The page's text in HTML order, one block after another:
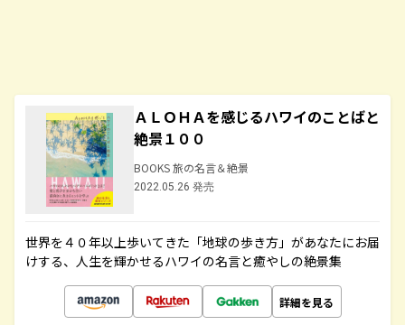
ＡＬＯＨＡを感じるハワイのことばと
絶景１００
BOOKS 旅の名言＆絶景
2022.05.26 発売
世界を４０年以上歩いてきた「地球の歩き方」があなたにお届
けする、人生を輝かせるハワイの名言と癒やしの絶景集
詳細を見る